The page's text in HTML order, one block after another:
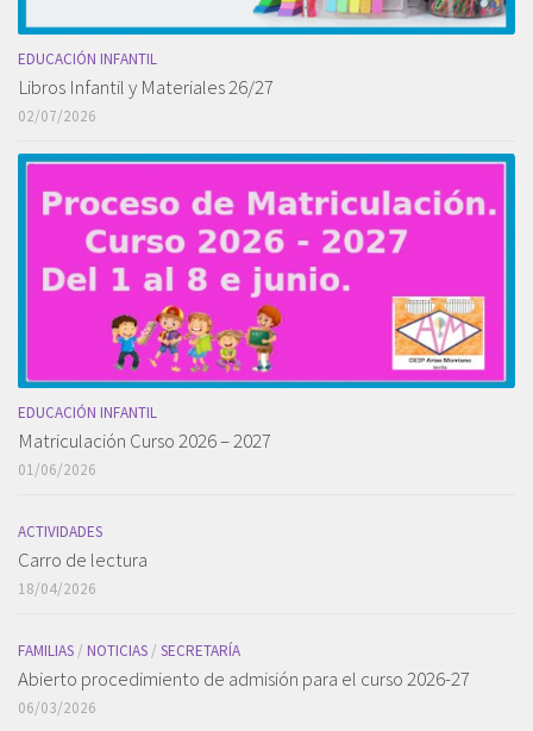
EDUCACIÓN INFANTIL
Libros Infantil y Materiales 26/27
02/07/2026
EDUCACIÓN INFANTIL
Matriculación Curso 2026 – 2027
01/06/2026
ACTIVIDADES
Carro de lectura
18/04/2026
FAMILIAS / NOTICIAS / SECRETARÍA
Abierto procedimiento de admisión para el curso 2026-27
06/03/2026